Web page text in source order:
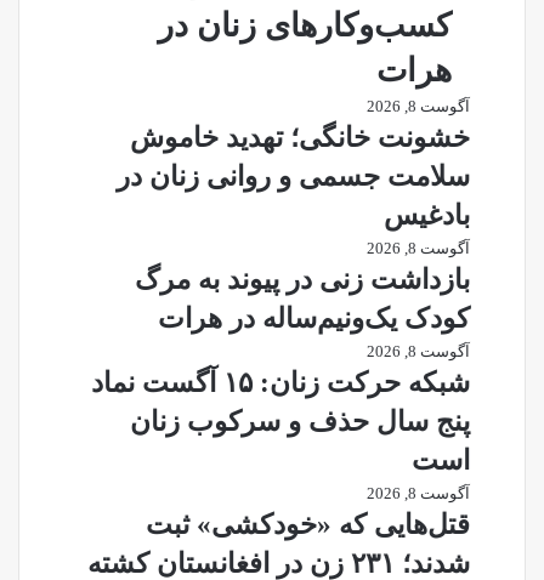
کسب‌وکارهای زنان در
هرات
آگوست 8, 2026
خشونت خانگی؛ تهدید خاموش
سلامت جسمی و روانی زنان در
بادغیس
آگوست 8, 2026
بازداشت زنی در پیوند به مرگ
کودک یک‌ونیم‌ساله در هرات
آگوست 8, 2026
شبکه حرکت زنان: ۱۵ آگست نماد
پنج سال حذف و سرکوب زنان
است
آگوست 8, 2026
قتل‌هایی که «خودکشی» ثبت
شدند؛ ۲۳۱ زن در افغانستان کشته